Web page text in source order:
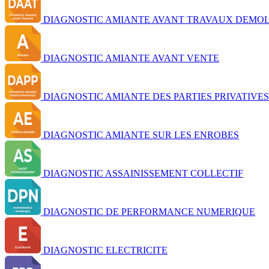
DIAGNOSTIC AMIANTE AVANT TRAVAUX
DIAGNOSTIC AMIANTE AVANT VENTE
DIAGNOSTIC AMIANTE DES PARTIES PRIVATIVES
DIAGNOSTIC AMIANTE SUR LES ENROBES
DIAGNOSTIC ASSAINISSEMENT COLLECTIF
DIAGNOSTIC DE PERFORMANCE NUMERIQUE
DIAGNOSTIC ELECTRICITE